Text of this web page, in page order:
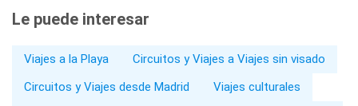
Le puede interesar
Viajes a la Playa
Circuitos y Viajes a Viajes sin visado
Circuitos y Viajes desde Madrid
Viajes culturales